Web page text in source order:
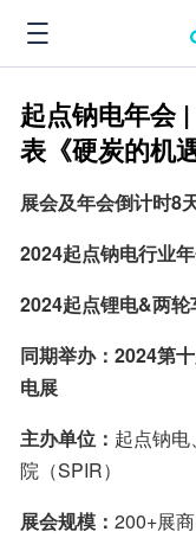
起点钠电年会
表《硬炭的机
展会及年会倒计时8
2024起点钠电行业
2024起点锂电&两
同期举办：2024第
电展
主办单位： 起点钠
院（SPIR）
展会规模： 200+展